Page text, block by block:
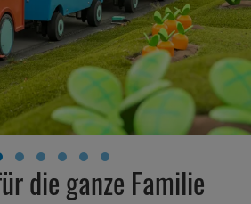
die ganze Familie